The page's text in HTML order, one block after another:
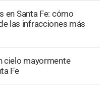
en Santa Fe: cómo
las infracciones más
cielo mayormente
Fe